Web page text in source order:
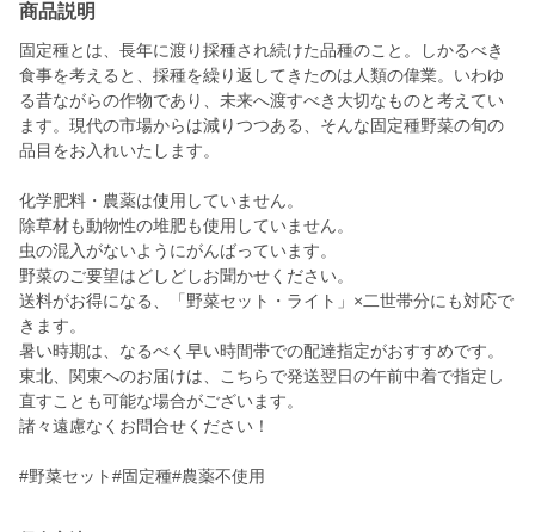
商品説明
固定種とは、長年に渡り採種され続けた品種のこと。しかるべき
食事を考えると、採種を繰り返してきたのは人類の偉業。いわゆ
る昔ながらの作物であり、未来へ渡すべき大切なものと考えてい
ます。現代の市場からは減りつつある、そんな固定種野菜の旬の
品目をお入れいたします。
化学肥料・農薬は使用していません。
除草材も動物性の堆肥も使用していません。
虫の混入がないようにがんばっています。
野菜のご要望はどしどしお聞かせください。
送料がお得になる、「野菜セット・ライト」×二世帯分にも対応で
きます。
暑い時期は、なるべく早い時間帯での配達指定がおすすめです。
東北、関東へのお届けは、こちらで発送翌日の午前中着で指定し
直すことも可能な場合がございます。
諸々遠慮なくお問合せください！
#野菜セット#固定種#農薬不使用